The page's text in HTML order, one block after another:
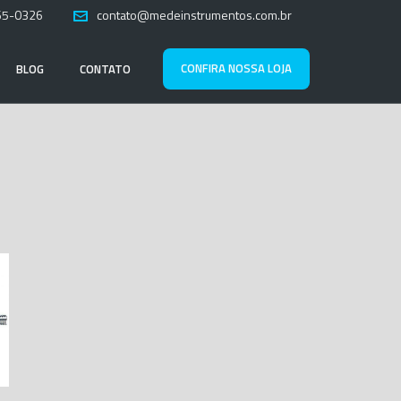
0326 contato@medeinstrumentos.com.br
BLOG CONTATO CONFIRA NOSSA LOJA